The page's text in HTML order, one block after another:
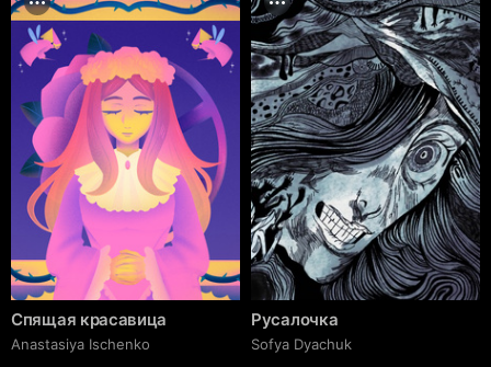
Спящая красавица
Anastasiya Ischenko
Русалочка
Sofya Dyachuk